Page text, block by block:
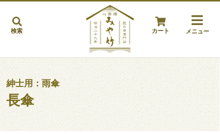
検索 カート メニュー
紳士用：雨傘
長傘